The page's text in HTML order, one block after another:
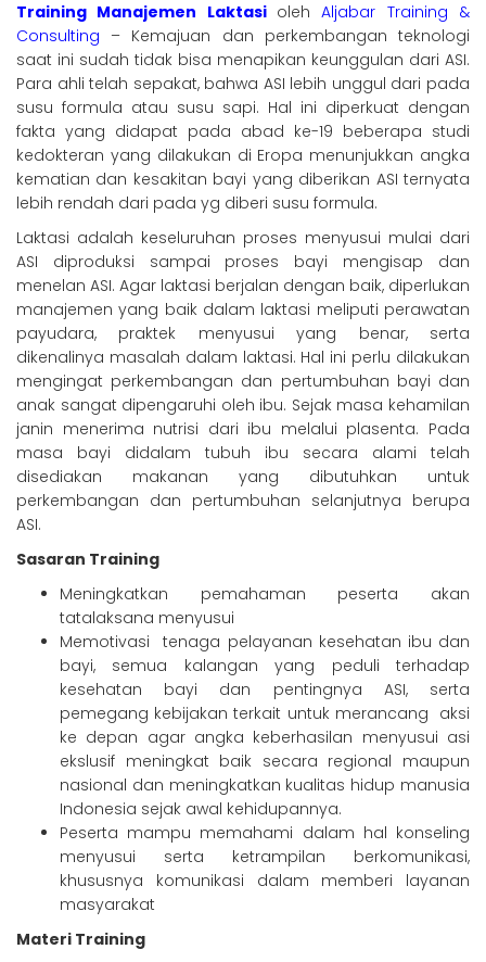
Training Manajemen Laktasi olehAljabar Training &
Consulting – Kemajuan dan perkembangan teknologi
saat ini sudah tidak bisa menapikan keunggulan dari ASI.
Para ahli telah sepakat, bahwa ASI lebih unggul dari pada
susu formula atau susu sapi. Hal ini diperkuat dengan
fakta yang didapat pada abad ke-19 beberapa studi
kedokteran yang dilakukan di Eropa menunjukkan angka
kematian dan kesakitan bayi yang diberikan ASI ternyata
lebih rendah dari pada yg diberi susu formula.
Laktasi adalah keseluruhan proses menyusui mulai dari
ASI diproduksi sampai proses bayi mengisap dan
menelan ASI. Agar laktasi berjalan dengan baik, diperlukan
manajemen yang baik dalam laktasi meliputi perawatan
payudara, praktek menyusui yang benar, serta
dikenalinya masalah dalam laktasi. Hal ini perlu dilakukan
mengingat perkembangan dan pertumbuhan bayi dan
anak sangat dipengaruhi oleh ibu. Sejak masa kehamilan
janin menerima nutrisi dari ibu melalui plasenta. Pada
masa bayi didalam tubuh ibu secara alami telah
disediakan makanan yang dibutuhkan untuk
perkembangan dan pertumbuhan selanjutnya berupa
ASI.
Sasaran Training
Meningkatkan pemahaman peserta akan
tatalaksana menyusui
Memotivasi tenaga pelayanan kesehatan ibu dan
bayi, semua kalangan yang peduli terhadap
kesehatan bayi dan pentingnya ASI, serta
pemegang kebijakan terkait untuk merancang aksi
ke depan agar angka keberhasilan menyusui asi
ekslusif meningkat baik secara regional maupun
nasional dan meningkatkan kualitas hidup manusia
Indonesia sejak awal kehidupannya.
Peserta mampu memahami dalam hal konseling
menyusui serta ketrampilan berkomunikasi,
khususnya komunikasi dalam memberi layanan
masyarakat
Materi Training